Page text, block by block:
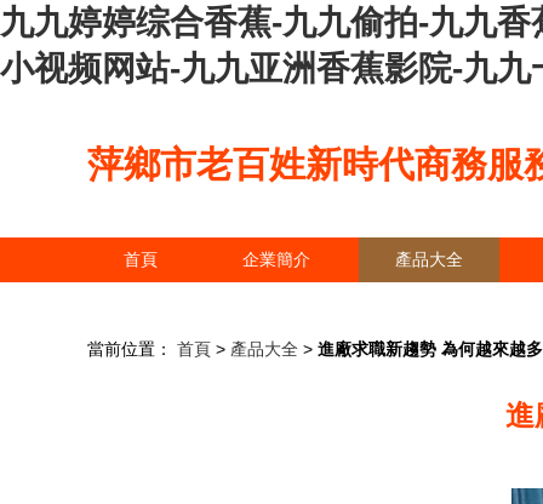
九九婷婷综合香蕉-九九偷拍-九九
小视频网站-九九亚洲香蕉影院-九九
萍鄉市老百姓新時代商務服
首頁 企業簡介 產品大全
當前位置： 首頁 > 產品大全 > 進廠求職新趨勢 為何越來越
進